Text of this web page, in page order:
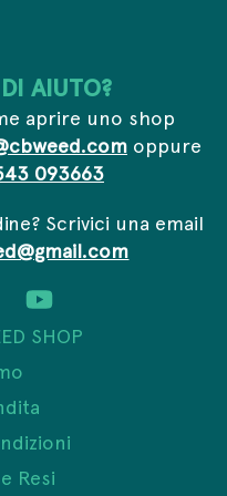
SHOP
Resi
AIUTO?
aprire uno shop
oppure
093663
Scrivici una email